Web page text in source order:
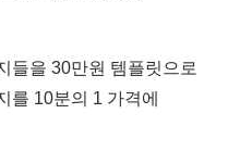
들을 30만원 템플릿으로
를 10분의 1 가격에